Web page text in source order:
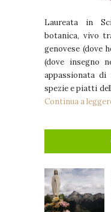
Laureata in
botanica, vivo
genovese (dove
(dove insegno
appassionata di
spezie e
Continua a